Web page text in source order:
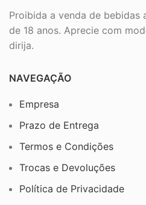
Proibida a venda de bebidas
de 18 anos. Aprecie com
dirija.
NAVEGAÇÃO
Empresa
Prazo de Entrega
Termos e Condições
Trocas e Devoluções
Política de Privacidade